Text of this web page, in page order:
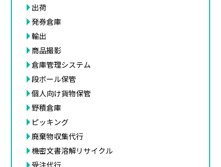
出荷
発券倉庫
輸出
商品撮影
倉庫管理システム
段ボール保管
個人向け貨物保管
野積倉庫
ピッキング
廃棄物収集代行
機密文書溶解リサイクル
受注代行